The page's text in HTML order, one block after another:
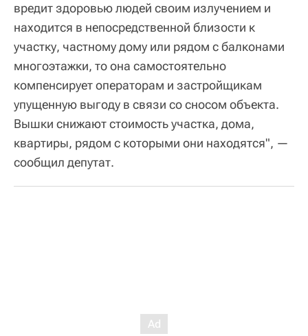
вредит здоровью людей своим излучением и
находится в непосредственной близости к
участку, частному дому или рядом с балконами
многоэтажки, то она самостоятельно
компенсирует операторам и застройщикам
упущенную выгоду в связи со сносом объекта.
Вышки снижают стоимость участка, дома,
квартиры, рядом с которыми они находятся", —
сообщил депутат.